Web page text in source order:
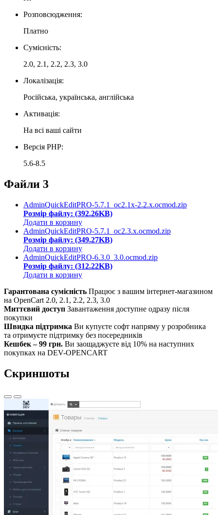
Розповсюдження:
Платно
Сумісність:
2.0, 2.1, 2.2, 2.3, 3.0
Локалізація:
Російська, українська, англійська
Активація:
На всі ваші сайти
Версія PHP:
5.6-8.5
Файли 3
AdminQuickEditPRO-5.7.1_oc2.1x-2.2.x.ocmod.zip
Розмір файлу: (392.26KB)
Додати в корзину
AdminQuickEditPRO-5.7.1_oc2.3.x.ocmod.zip
Розмір файлу: (349.27KB)
Додати в корзину
AdminQuickEditPRO-6.3.0_3.0.ocmod.zip
Розмір файлу: (312.22KB)
Додати в корзину
Гарантована сумісність Працює з вашим інтернет-магазином
на OpenCart 2.0, 2.1, 2.2, 2.3, 3.0
Миттєвий доступ Завантаження доступне одразу після
покупки
Швидка підтримка Ви купуєте софт напряму у розробника
та отримуєте підтримку без посередників
Кешбек – 99 грн. Ви заощаджуєте від 10% на наступних
покупках на DEV-OPENCART
Скриншоты